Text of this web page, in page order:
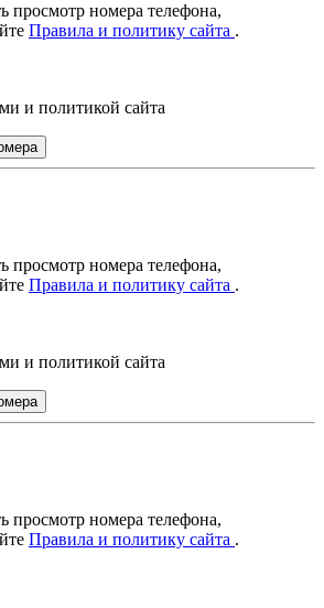
просмотр номера телефона,
Правила и политику сайта .
и политикой сайта
просмотр номера телефона,
Правила и политику сайта .
и политикой сайта
просмотр номера телефона,
Правила и политику сайта .